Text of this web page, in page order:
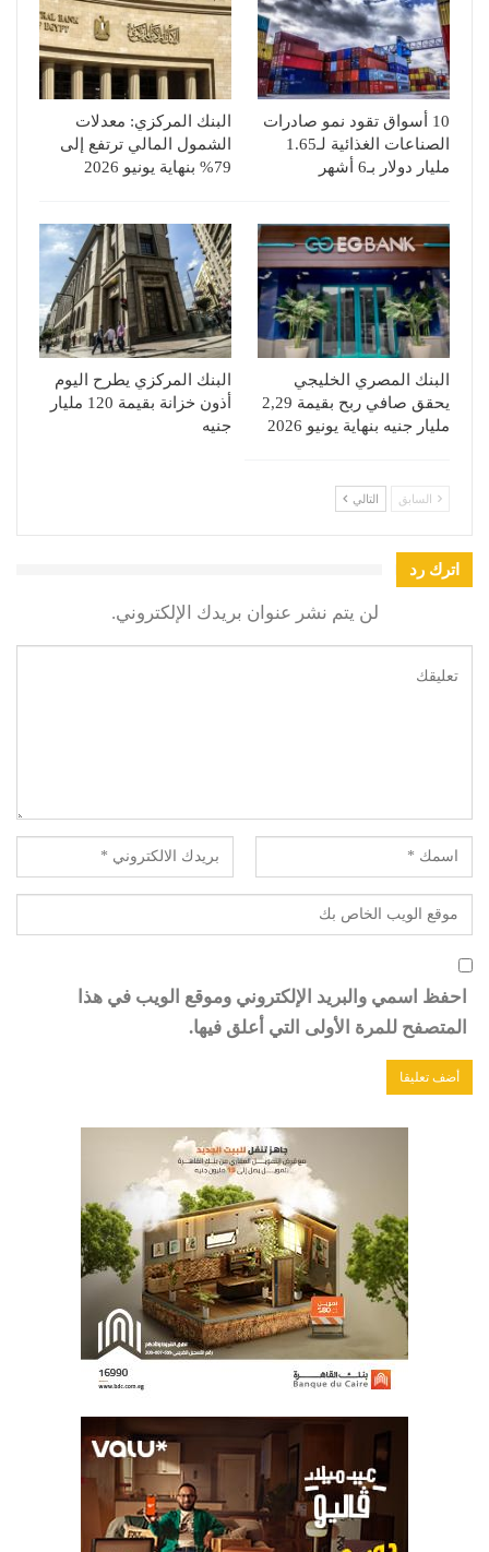
10 أسواق تقود نمو صادرات
الصناعات الغذائية لـ1.65
مليار دولار بـ6 أشهر
البنك المركزي: معدلات
الشمول المالي ترتفع إلى
79% بنهاية يونيو 2026
البنك المصري الخليجي
يحقق صافي ربح بقيمة 2,29
مليار جنيه بنهاية يونيو 2026
البنك المركزي يطرح اليوم
أذون خزانة بقيمة 120 مليار
جنيه
السابق التالي
اترك رد
لن يتم نشر عنوان بريدك الإلكتروني.
احفظ اسمي والبريد الإلكتروني وموقع الويب في هذا
المتصفح للمرة الأولى التي أعلق فيها.